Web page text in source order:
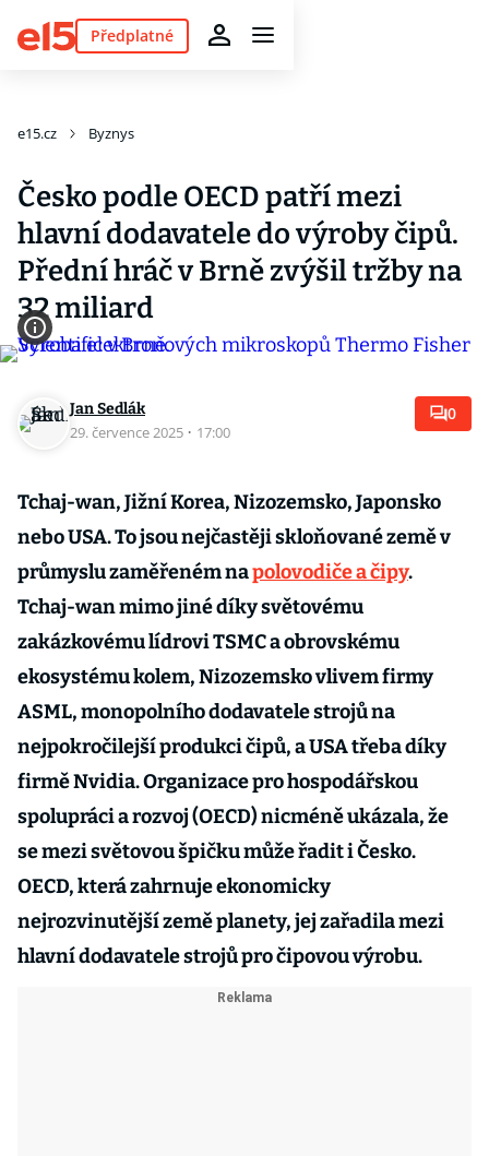
Předplatné
e15.cz Byznys
Česko podle OECD patří mezi
hlavní dodavatele do výroby čipů.
Přední hráč v Brně zvýšil tržby na
32 miliard
Jan Sedlák
29. července 2025 · 17:00
0
Tchaj-wan, Jižní Korea, Nizozemsko, Japonsko
nebo USA. To jsou nejčastěji skloňované země v
průmyslu zaměřeném napolovodiče a čipy.
Tchaj-wan mimo jiné díky světovému
zakázkovému lídrovi TSMC a obrovskému
ekosystému kolem, Nizozemsko vlivem firmy
ASML, monopolního dodavatele strojů na
nejpokročilejší produkci čipů, a USA třeba díky
firmě Nvidia. Organizace pro hospodářskou
spolupráci a rozvoj (OECD) nicméně ukázala, že
se mezi světovou špičku může řadit i Česko.
OECD, která zahrnuje ekonomicky
nejrozvinutější země planety, jej zařadila mezi
hlavní dodavatele strojů pro čipovou výrobu.